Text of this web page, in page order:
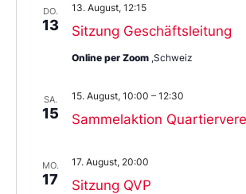
aus.
DO.
13 Sitzung Geschäftsleitung
13. August, 12:15
Online per Zoom ,Schweiz
SA.
15 Sammelaktion
15. August, 10:00 – 12:30
MO.
17 Sitzung QVP
17. August, 20:00